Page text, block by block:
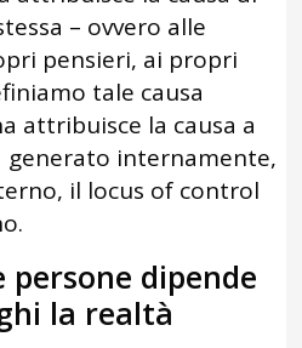
– ovvero alle
pensieri, ai propri
tale causa
attribuisce la causa a
generato internamente,
il locus of control
persone dipende
la realtà